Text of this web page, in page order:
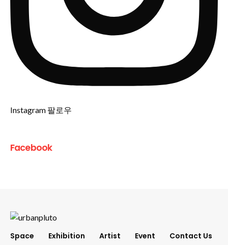
Instagram 팔로우
Facebook
Space Exhibition Artist Event Contact Us